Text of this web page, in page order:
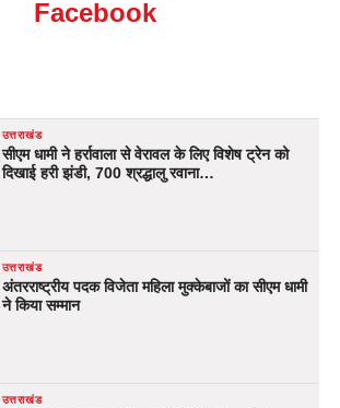
Facebook
उत्तराखंड
सीएम धामी ने हर्रावाला से वेरावल के लिए विशेष ट्रेन को
दिखाई हरी झंडी, 700 श्रद्धालु रवाना…
उत्तराखंड
अंतरराष्ट्रीय पदक विजेता महिला मुक्केबाजों का सीएम धामी
ने किया सम्मान
उत्तराखंड